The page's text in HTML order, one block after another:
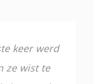
keer werd
ze wist te